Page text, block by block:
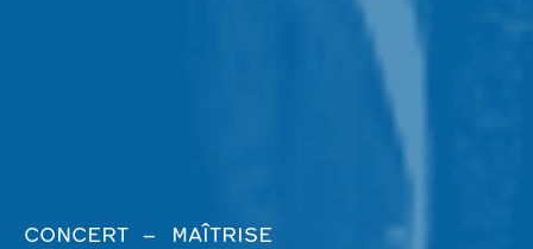
CONCERT MAÎTRISE